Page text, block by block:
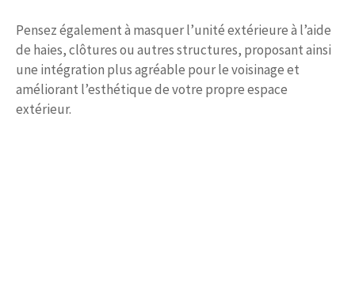
Pensez également à masquer l’unité extérieure à l’aide
de haies, clôtures ou autres structures, proposant ainsi
une intégration plus agréable pour le voisinage et
améliorant l’esthétique de votre propre espace
extérieur.